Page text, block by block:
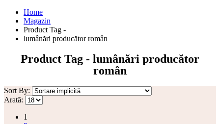
Home
Magazin
Product Tag -
lumânări producător român
Product Tag - lumânări producător
român
Sort By:
Arată:
1